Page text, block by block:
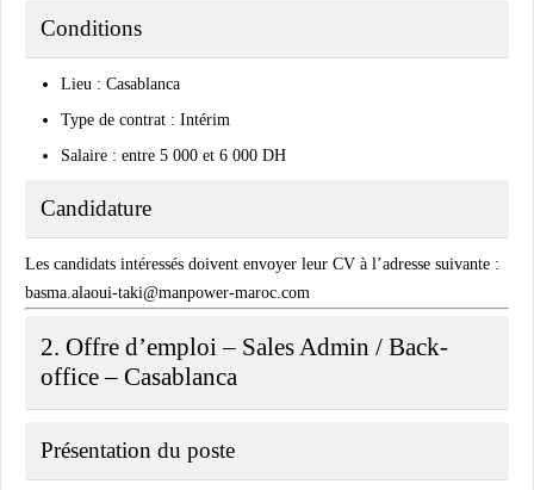
Conditions
Lieu : Casablanca
Type de contrat : Intérim
Salaire : entre 5 000 et 6 000 DH
Candidature
Les candidats intéressés doivent envoyer leur CV à l’adresse suivante :
basma.alaoui-taki@manpower-maroc.com
2. Offre d’emploi – Sales Admin / Back-
office – Casablanca
Présentation du poste